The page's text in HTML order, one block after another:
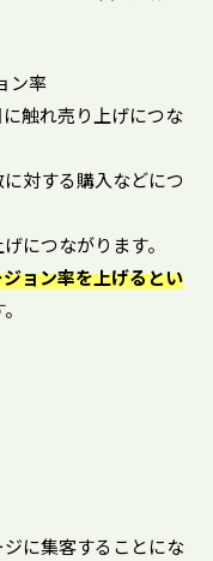
ン率
触れ売り上げにつな
対する購入などにつ
につながります。
ョン率を上げるとい
に集客することにな